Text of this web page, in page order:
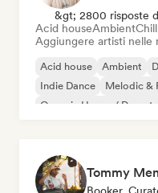
&gt; 2800 risposte
Acid houseAmbient
Aggiungere artisti nelle
Acid house Ambient
Indie Dance
Melodic &
Organic House /
Tommy